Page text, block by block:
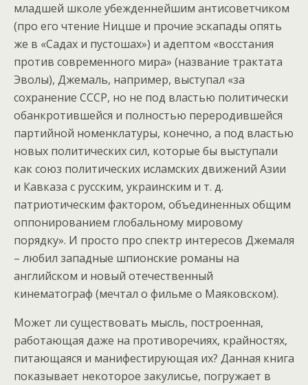
младшей школе убежденнейшим антисоветчиком
(про его чтение Ницше и прочие эскапады опять
же в «Садах и пустошах») и адептом «восстания
против современного мира» (название трактата
Эволы), Джемаль, например, выступал «за
сохранение СССР, но не под властью политически
обанкротившейся и полностью переродившейся
партийной номенклатуры, конечно, а под властью
новых политических сил, которые бы выступали
как союз политических исламских движений Азии
и Кавказа с русским, украинским и т. д.
патриотическим фактором, объединенных общим
оппонированием глобальному мировому
порядку». И просто про спектр интересов Джемаля
– любил западные шпионские романы на
английском и новый отечественный
кинематограф (мечтал о фильме о Маяковском).
Может ли существовать мысль, построенная,
работающая даже на противоречиях, крайностях,
питающаяся и манифестирующая их? Данная книга
показывает некоторое закулисье, погружает в